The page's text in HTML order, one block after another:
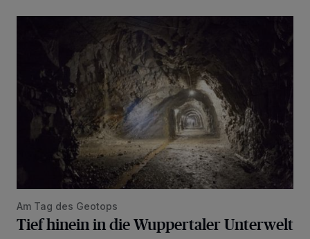
Am Tag des Geotops
Tief hinein in die Wuppertaler Unterwelt